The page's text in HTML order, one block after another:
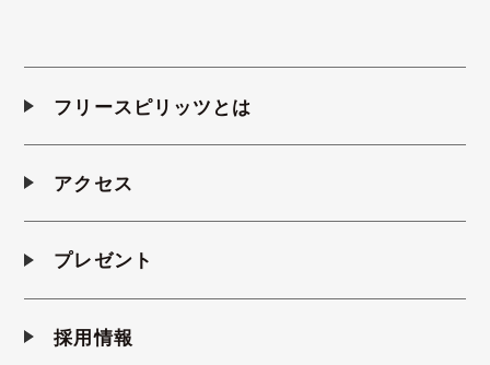
フリースピリッツとは
アクセス
プレゼント
採用情報